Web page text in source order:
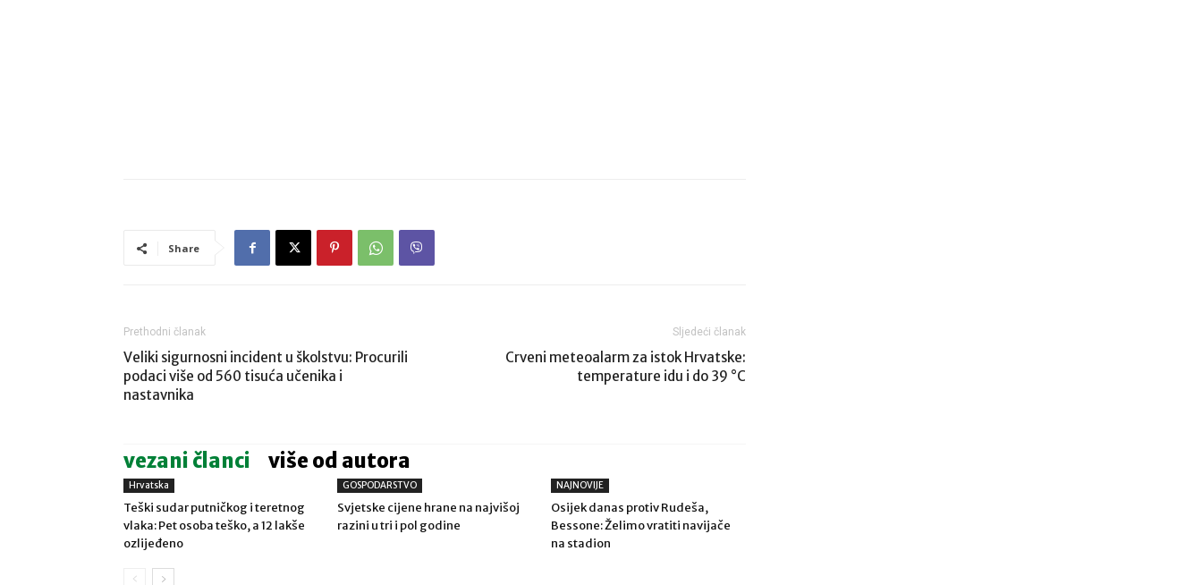
Share
Prethodni članak
Veliki sigurnosni incident u školstvu: Procurili
podaci više od 560 tisuća učenika i
nastavnika
Sljedeći članak
Crveni meteoalarm za istok Hrvatske:
temperature idu i do 39 °C
vezani članci više od autora
Hrvatska
Teški sudar putničkog i teretnog
vlaka: Pet osoba teško, a 12 lakše
ozlijeđeno
GOSPODARSTVO
Svjetske cijene hrane na najvišoj
razini u tri i pol godine
NAJNOVIJE
Osijek danas protiv Rudeša,
Bessone: Želimo vratiti navijače
na stadion